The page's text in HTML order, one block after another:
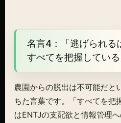
名言4：「逃げられる
すべてを把握している
農園からの脱出は不可能だと
ちた言葉です。「すべてを把
はENTJの支配欲と情報管理